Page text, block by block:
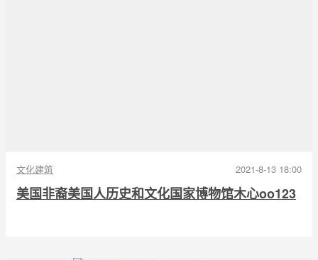
文化建筑 2021-8-13 18:00
美国非裔美国人历史和文化国家博物馆木心oo123